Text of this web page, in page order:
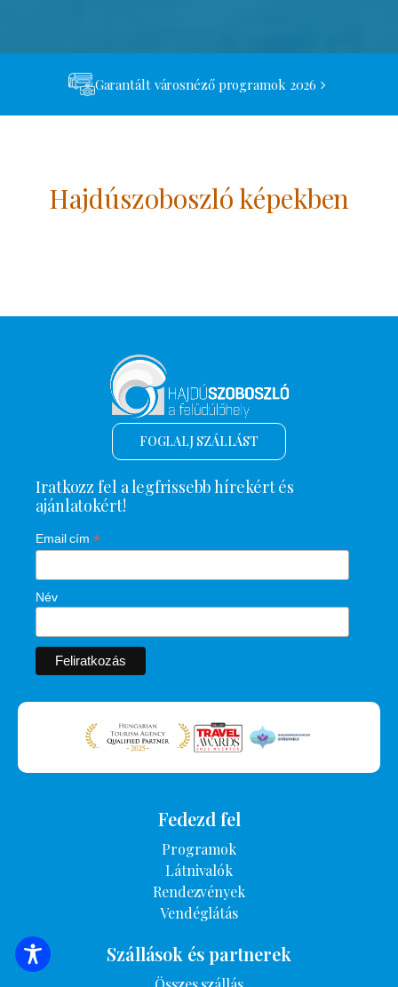
Garantált városnéző programok 2026
Hajdúszoboszló képekben
SZÁLLÁSOK KERESÉSE
FOGLALJ SZÁLLÁST
Iratkozz fel a legfrissebb hírekért és
ajánlatokért!
Email cím *
Név
Fedezd fel
Programok
Látnivalók
Rendezvények
Vendéglátás
Szállások és partnerek